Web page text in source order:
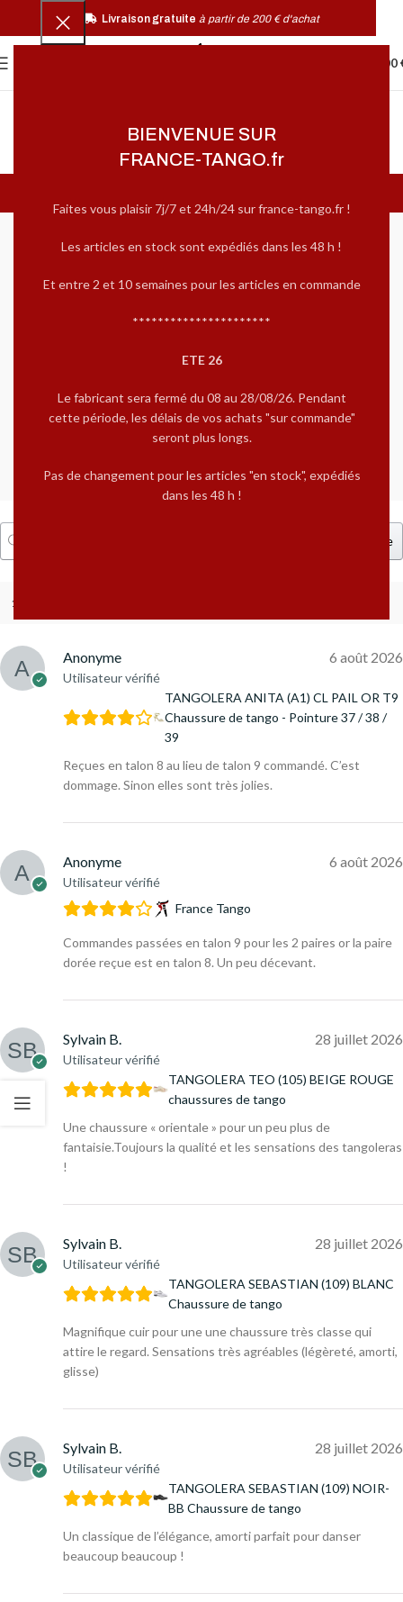
BIENVENUE SUR
FRANCE-TANGO.fr
Faites vous plaisir 7j/7 et 24h/24 sur france-tango.fr !
Les articles en stock sont expédiés dans les 48 h !
Et entre 2 et 10 semaines pour les articles en commande
**********************
ETE 26
Le fabricant sera fermé du 08 au 28/08/26. Pendant
cette période, les délais de vos achats "sur commande"
seront plus longs.
Pas de changement pour les articles "en stock", expédiés
dans les 48 h !
0,00
4,8
4
12%
1
1%
Recherche
1-10 de 392 avis
Anonyme
Utilisateur vérifié
6 août 2026
TANGOLERA ANITA (A1) CL PAIL OR T9
Chaussure de tango - Pointure 37 / 38 /
39
Reçues en talon 8 au lieu de talon 9 commandé. C’est
dommage. Sinon elles sont très jolies.
Anonyme
Utilisateur vérifié
6 août 2026
France Tango
Commandes passées en talon 9 pour les 2 paires or la paire
dorée reçue est en talon 8. Un peu décevant.
Sylvain B.
Utilisateur vérifié
28 juillet 2026
TANGOLERA TEO (105) BEIGE ROUGE
chaussures de tango
Une chaussure « orientale » pour un peu plus de
fantaisie.Toujours la qualité et les sensations des tangoleras
!
Sylvain B.
Utilisateur vérifié
28 juillet 2026
TANGOLERA SEBASTIAN (109) BLANC
Chaussure de tango
Magnifique cuir pour une une chaussure très classe qui
attire le regard. Sensations très agréables (légèreté, amorti,
glisse)
Sylvain B.
Utilisateur vérifié
28 juillet 2026
TANGOLERA SEBASTIAN (109) NOIR-
BB Chaussure de tango
Un classique de l’élégance, amorti parfait pour danser
beaucoup beaucoup !
Livraison gratuite à partir de 200 € d'achat